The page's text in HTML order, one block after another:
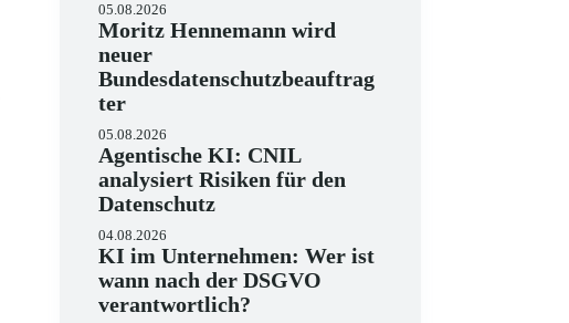
05.08.2026
Moritz Hennemann wird
neuer
Bundesdatenschutzbeauftrag
ter
05.08.2026
Agentische KI: CNIL
analysiert Risiken für den
Datenschutz
04.08.2026
KI im Unternehmen: Wer ist
wann nach der DSGVO
verantwortlich?